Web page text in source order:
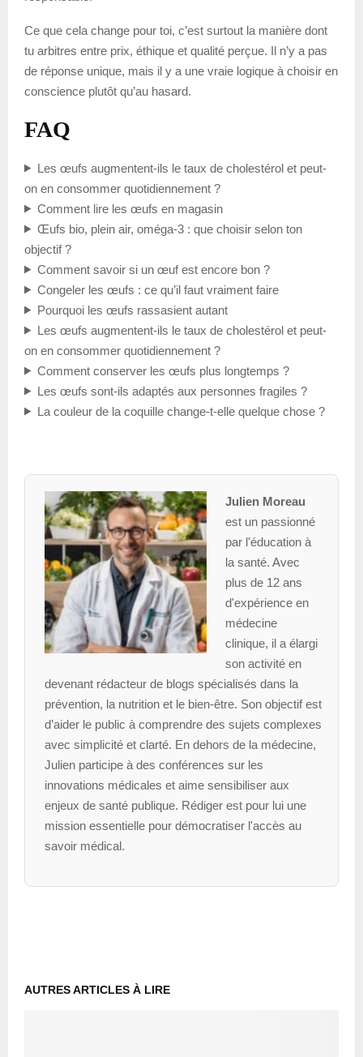
Ce que cela change pour toi, c’est surtout la manière dont
tu arbitres entre prix, éthique et qualité perçue. Il n’y a pas
de réponse unique, mais il y a une vraie logique à choisir en
conscience plutôt qu’au hasard.
FAQ
Les œufs augmentent-ils le taux de cholestérol et peut-
on en consommer quotidiennement ?
Comment lire les œufs en magasin
Œufs bio, plein air, oméga-3 : que choisir selon ton
objectif ?
Comment savoir si un œuf est encore bon ?
Congeler les œufs : ce qu’il faut vraiment faire
Pourquoi les œufs rassasient autant
Les œufs augmentent-ils le taux de cholestérol et peut-
on en consommer quotidiennement ?
Comment conserver les œufs plus longtemps ?
Les œufs sont-ils adaptés aux personnes fragiles ?
La couleur de la coquille change-t-elle quelque chose ?
Julien Moreau
est un passionné
par l'éducation à
la santé. Avec
plus de 12 ans
d'expérience en
médecine
clinique, il a élargi
son activité en
devenant rédacteur de blogs spécialisés dans la
prévention, la nutrition et le bien-être. Son objectif est
d’aider le public à comprendre des sujets complexes
avec simplicité et clarté. En dehors de la médecine,
Julien participe à des conférences sur les
innovations médicales et aime sensibiliser aux
enjeux de santé publique. Rédiger est pour lui une
mission essentielle pour démocratiser l'accès au
savoir médical.
AUTRES ARTICLES À LIRE